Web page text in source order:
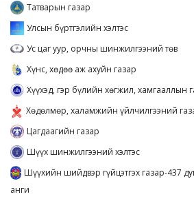
Татварын газар
Улсын бүртгэлийн хэлтэс
Ус цаг уур, орчны шинжилгээний төв
Хүнс, хөдөө аж ахуйн газар
Хүүхэд, гэр бүлийн хөгжил, хамгааллын
Хөдөлмөр, халамжийн үйлчилгээний
Цагдаагийн газар
Шүүх шинжилгээний хэлтэс
Шүүхийн шийдвэр гүйцэтгэх газар-437
анги